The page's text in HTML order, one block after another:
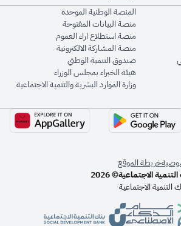
المنصة الوطنية الموحدة
منصة البيانات المفتوحة
منصة استطلاع اراء العموم
منصة المشاركة الالكترونية
صندوق التنمية الوطني
هيئة الخبراء بمجلس الوزراء
وزارة الموارد البشرية والتنمية الاجتماعية
خريطة الموقع
الاجتماعية© 2026
الاجتماعية